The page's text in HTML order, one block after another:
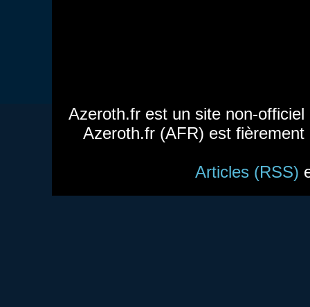
Azeroth.fr est un site non-
Azeroth.fr (AFR) est
Articles (RSS)